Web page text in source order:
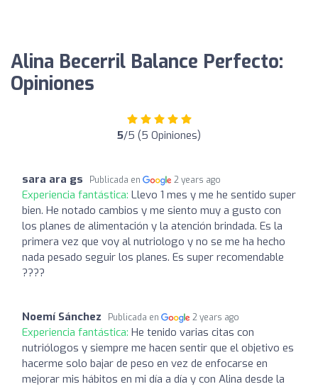
Alina Becerril Balance Perfecto:
Opiniones
5/5 (5 Opiniones)
sara ara gs Publicada en 2 years ago
Experiencia fantástica: Llevo 1 mes y me he sentido super
bien. He notado cambios y me siento muy a gusto con
los planes de alimentación y la atención brindada. Es la
primera vez que voy al nutriologo y no se me ha hecho
nada pesado seguir los planes. Es super recomendable
????
Noemí Sánchez Publicada en 2 years ago
Experiencia fantástica: He tenido varias citas con
nutriólogos y siempre me hacen sentir que el objetivo es
hacerme solo bajar de peso en vez de enfocarse en
mejorar mis hábitos en mi día a día y con Alina desde la